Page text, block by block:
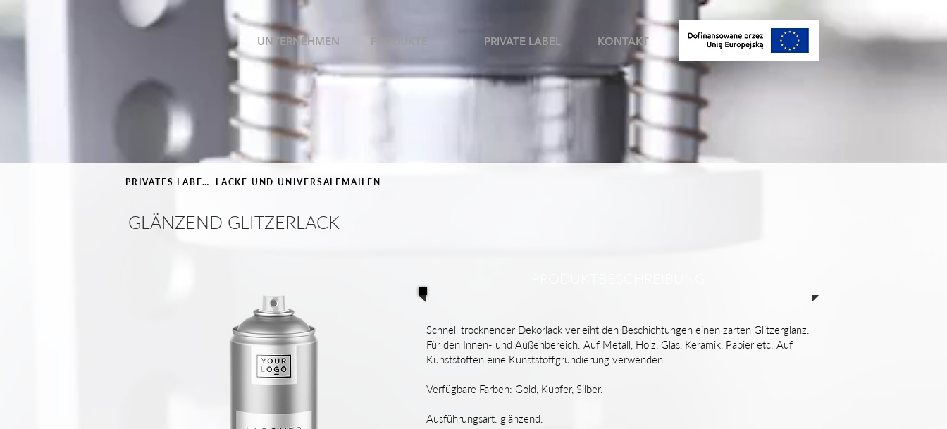
UNTERNEHMEN PRODUKTE PRIVATE LABEL KONTAKT
PRIVATES LABEL / LACKE UND UNIVERSALEMAILEN
Schnell trocknender Dekorlack verleiht den Beschichtungen einen zarten Glitzerglanz.
Für den Innen- und Außenbereich. Auf Metall, Holz, Glas, Keramik, Papier etc. Auf
Kunststoffen eine Kunststoffgrundierung verwenden.
Verfügbare Farben: Gold, Kupfer, Silber.
Ausführungsart: glänzend.
GLÄNZEND GLITZERLACK